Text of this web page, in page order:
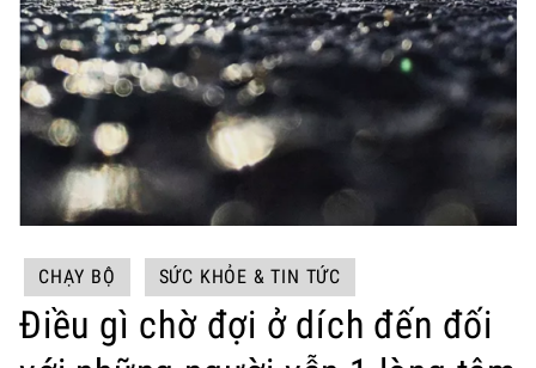
CHẠY BỘ SỨC KHỎE & TIN TỨC
Điều gì chờ đợi ở dích đến đối